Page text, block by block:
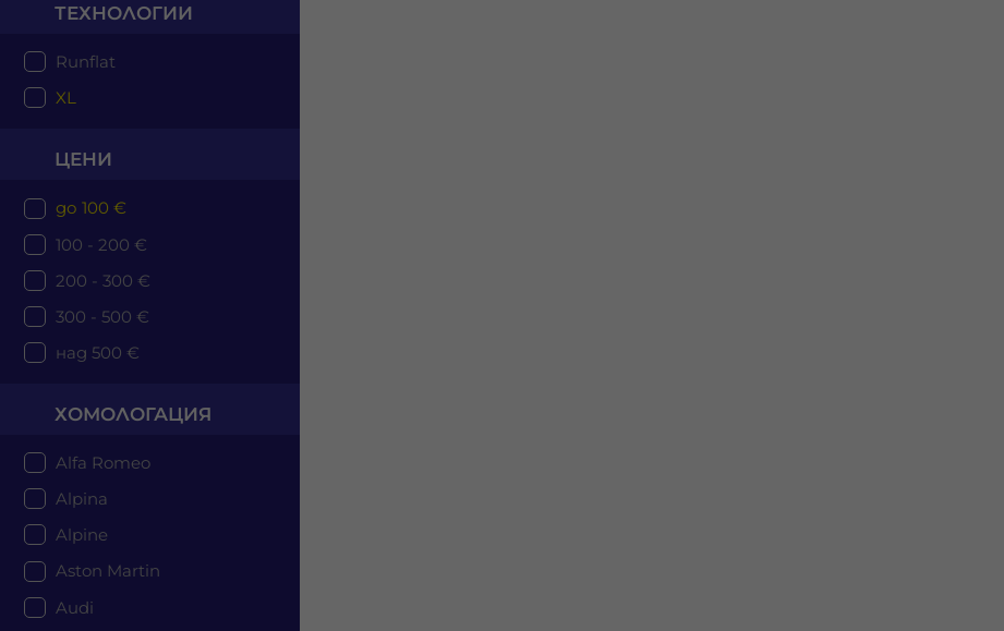
ТЕХНОЛОГИИ
Runflat
XL
ЦЕНИ
до 100 €
100 - 200 €
200 - 300 €
300 - 500 €
над 500 €
ХОМОЛОГАЦИЯ
Alfa Romeo
Alpina
Alpine
Aston Martin
Audi